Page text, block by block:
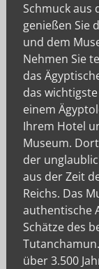
Schmuck aus
genießen Sie
und dem
Nehmen Sie
das
das
einem
Ihrem Hotel
Museum.
der
aus der Zeit
Reichs. Das
authentische
Schätze des
über 3.500